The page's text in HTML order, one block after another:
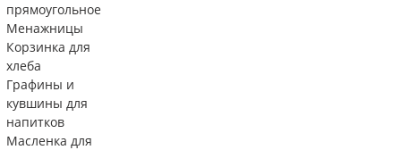
прямоугольное
Менажницы
Корзинка для
хлеба
Графины и
кувшины для
напитков
Масленка для